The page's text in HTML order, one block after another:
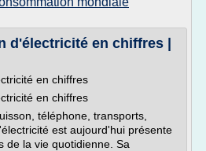
d'électricité en chiffres |
en chiffres
en chiffres
téléphone, transports,
est aujourd'hui présente
de la vie quotidienne. Sa